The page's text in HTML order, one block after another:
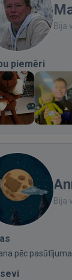
Bija
piemēri
Bija
pēc pasūtījuma